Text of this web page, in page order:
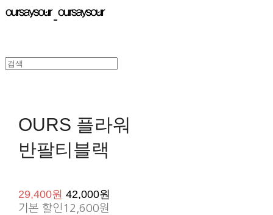
OURS 플라워
반팔티블랙
29,400원 42,000원
기본 할인 12,600원